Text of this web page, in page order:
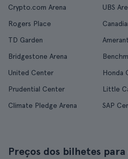
Crypto.com Arena
UBS
Rogers Place
TD Garden
Bridgestone Arena
United Center
Honda
Prudential Center
Little
Climate Pledge Arena
SAP
Preços dos bilhetes